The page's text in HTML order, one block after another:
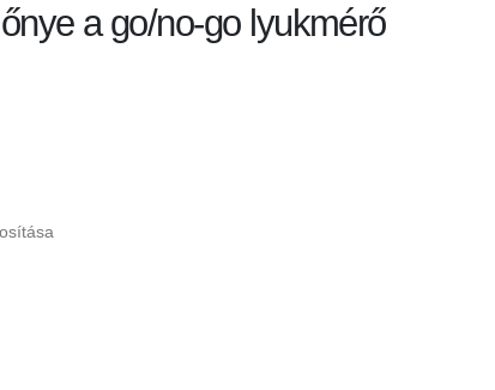
a go/no-go lyukmérő